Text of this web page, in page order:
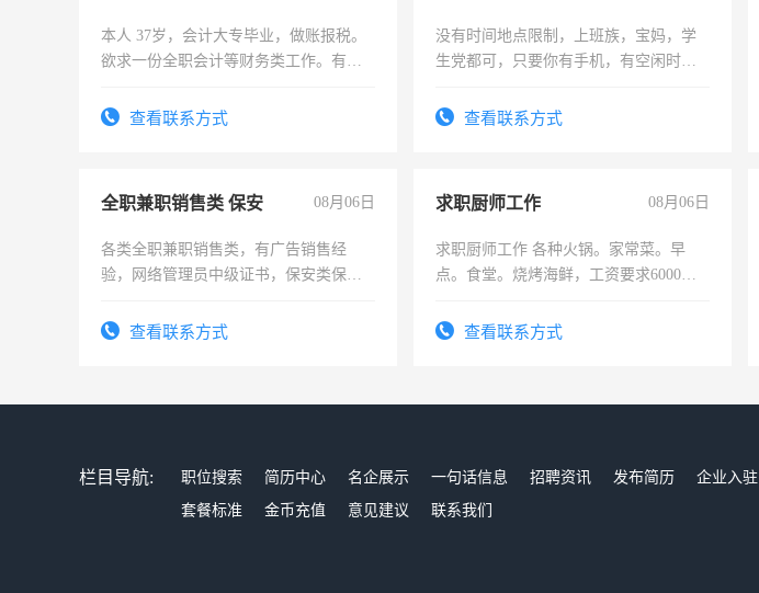
本人 37岁，会计大专毕业，做账报税。
欲求一份全职会计等财务类工作。有会
查看联系方式
没有时间地点限制，上班族，宝妈，学
生党都可，只要你有手机，有空闲时
勤快的四五十，每天挣零花钱没问题！
查看联系方式
全职兼职销售类 保安 08月06日
各类全职兼职销售类，有广告销售经
验，网络管理员中级证书，保安类保安
有高低压电工证和十几年工作经验
查看联系方式
求职厨师工作 08月06日
求职厨师工作 各种火锅。家常菜。早
点。食堂。烧烤海鲜，工资要求6000以
查看联系方式
栏目导航: 职位搜索 简历中心 名企展示 一句话信息 招聘资讯 发布简历 企业入驻
套餐标准
金币充值 意见建议 联系我们